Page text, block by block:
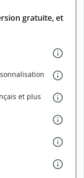
gratuite, et
et plus